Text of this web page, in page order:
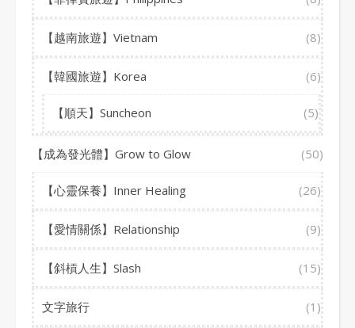
【越南旅遊】Vietnam (8)
【韓國旅遊】Korea (6)
【順天】Suncheon (5)
【成為發光體】Grow to Glow (50)
【心靈保養】Inner Healing (26)
【愛情關係】Relationship (9)
【斜槓人生】Slash (15)
文字旅行 (1)